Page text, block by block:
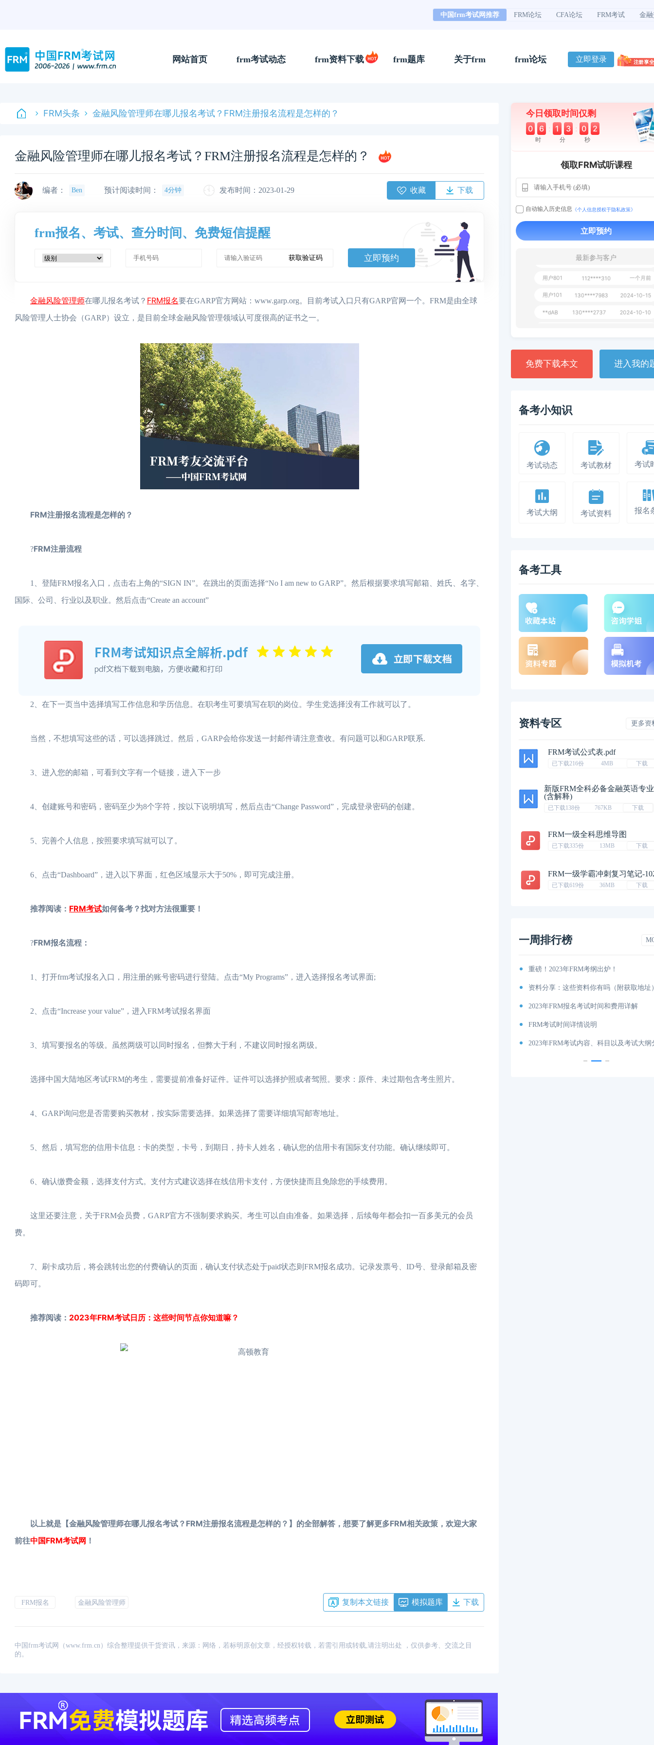
中国frm考试网推荐 FRM论坛 CFA论坛 FRM考试 金
网站首页 frm考试动态 frm资料下载 frm题库 关于frm frm论坛 立即登录
FRM头条 金融风险管理师在哪儿报名考试？FRM注册报名流程是怎样的？
金融风险管理师在哪儿报名考试？FRM注册报名流程是怎样的？
编者： Ben 预计阅读时间： 4分钟 发布时间：2023-01-29 收藏 下载
frm报名、考试、查分时间、免费短信提醒
获取验证码 立即预约
金融风险管理师在哪儿报名考试？ FRM报名要在GARP官方网站：www.garp.org。目前考试入口只有GARP官网一个。FRM是由全球
风险管理人士协会（GARP）设立，是目前全球金融风险管理领域认可度很高的证书之一。
FRM注册报名流程是怎样的？
?FRM注册流程
1、登陆FRM报名入口，点击右上角的“SIGN IN”。在跳出的页面选择“No I am new to GARP”。然后根据要求填写邮箱、姓氏、名字、
国际、公司、行业以及职业。然后点击“Create an account”
2、在下一页当中选择填写工作信息和学历信息。在职考生可要填写在职的岗位。学生党选择没有工作就可以了。
当然，不想填写这些的话，可以选择跳过。然后，GARP会给你发送一封邮件请注意查收。有问题可以和GARP联系.
3、进入您的邮箱，可看到文字有一个链接，进入下一步
4、创建账号和密码，密码至少为8个字符，按以下说明填写，然后点击“Change Password”，完成登录密码的创建。
5、完善个人信息，按照要求填写就可以了。
6、点击“Dashboard”，进入以下界面，红色区域显示大于50%，即可完成注册。
推荐阅读： FRM考试如何备考？找对方法很重要！
?FRM报名流程：
1、打开frm考试报名入口，用注册的账号密码进行登陆。点击“My Programs”，进入选择报名考试界面;
2、点击“Increase your value”，进入FRM考试报名界面
3、填写要报名的等级。虽然两级可以同时报名，但弊大于利，不建议同时报名两级。
选择中国大陆地区考试FRM的考生，需要提前准备好证件。证件可以选择护照或者驾照。要求：原件、未过期包含考生照片。
4、GARP询问您是否需要购买教材，按实际需要选择。如果选择了需要详细填写邮寄地址。
5、然后，填写您的信用卡信息：卡的类型，卡号，到期日，持卡人姓名，确认您的信用卡有国际支付功能。确认继续即可。
6、确认缴费金额，选择支付方式。支付方式建议选择在线信用卡支付，方便快捷而且免除您的手续费用。
这里还要注意，关于FRM会员费，GARP官方不强制要求购买。考生可以自由准备。如果选择，后续每年都会扣一百多美元的会员
费。
7、刷卡成功后，将会跳转出您的付费确认的页面，确认支付状态处于paid状态则FRM报名成功。记录发票号、ID号、登录邮箱及密
码即可。
推荐阅读： 2023年FRM考试日历：这些时间节点你知道嘛？
以上就是【金融风险管理师在哪儿报名考试？FRM注册报名流程是怎样的？】的全部解答，想要了解更多FRM相关政策，欢迎大家
前往中国FRM考试网 ！
FRM报名 金融风险管理师 复制本文链接 模拟题库 下载
中国frm考试网（www.frm.cn）综合整理提供干货资讯，来源：网络，若标明原创文章，经授权转载，若需引用或转载,请注明出处 ，仅供参考、交流之目
的。
今日领取时间仅剩
0 6 : 1 3 : 0 1
时 分 秒
领取FRM试听课程
自动输入历史信息 《个人信息授权于隐私政策》
立即预约
最新参与客户
用户163 112****290
用户651 127****21 2024-11-19
130****3420
免费下载本文 进入我的
备考小知识
考试动态 考试教材 考试
考试大纲 考试资料 报名
备考工具
资料专区 更多资
FRM考试公式表.pdf
已下载216份 4MB 下载
新版FRM全科必备金融英语专
(含解释)
已下载138份 767KB 下载
FRM一级全科思维导图
已下载335份 13MB 下载
FRM一级学霸冲刺复习笔记-
已下载619份 36MB 下载
一周排行榜
重磅！2023年FRM考纲出炉！
资料分享：这些资料你有吗（附获取地址
2023年FRM报名考试时间和费用详解
FRM考试时间详情说明
2023年FRM考试内容、科目以及考试大纲